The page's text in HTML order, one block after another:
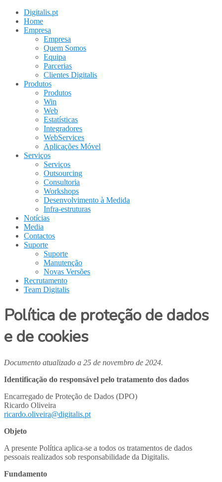
Digitalis.pt
Home
Empresa
Empresa
Quem Somos
Equipa
Parcerias
Clientes Digitalis
Produtos
Produtos
Win
Web
Estatísticas
Integradores
WebServices
Aplicações Móvel
Serviços
Serviços
Outsourcing
Consultoria
Workshops
Desenvolvimento à Medida
Infra-estruturas
Notícias
Media
Contactos
Suporte
Suporte
Manutenção
Novas Versões
Recrutamento
Team Digitalis
Política de proteção de dados
e de cookies
Documento atualizado a 25 de novembro de 2024.
Identificação do responsável pelo tratamento dos dados
Encarregado de Proteção de Dados (DPO)
Ricardo Oliveira
ricardo.oliveira@digitalis.pt
Objeto
A presente Política aplica-se a todos os tratamentos de dados
pessoais realizados sob responsabilidade da Digitalis.
Fundamento